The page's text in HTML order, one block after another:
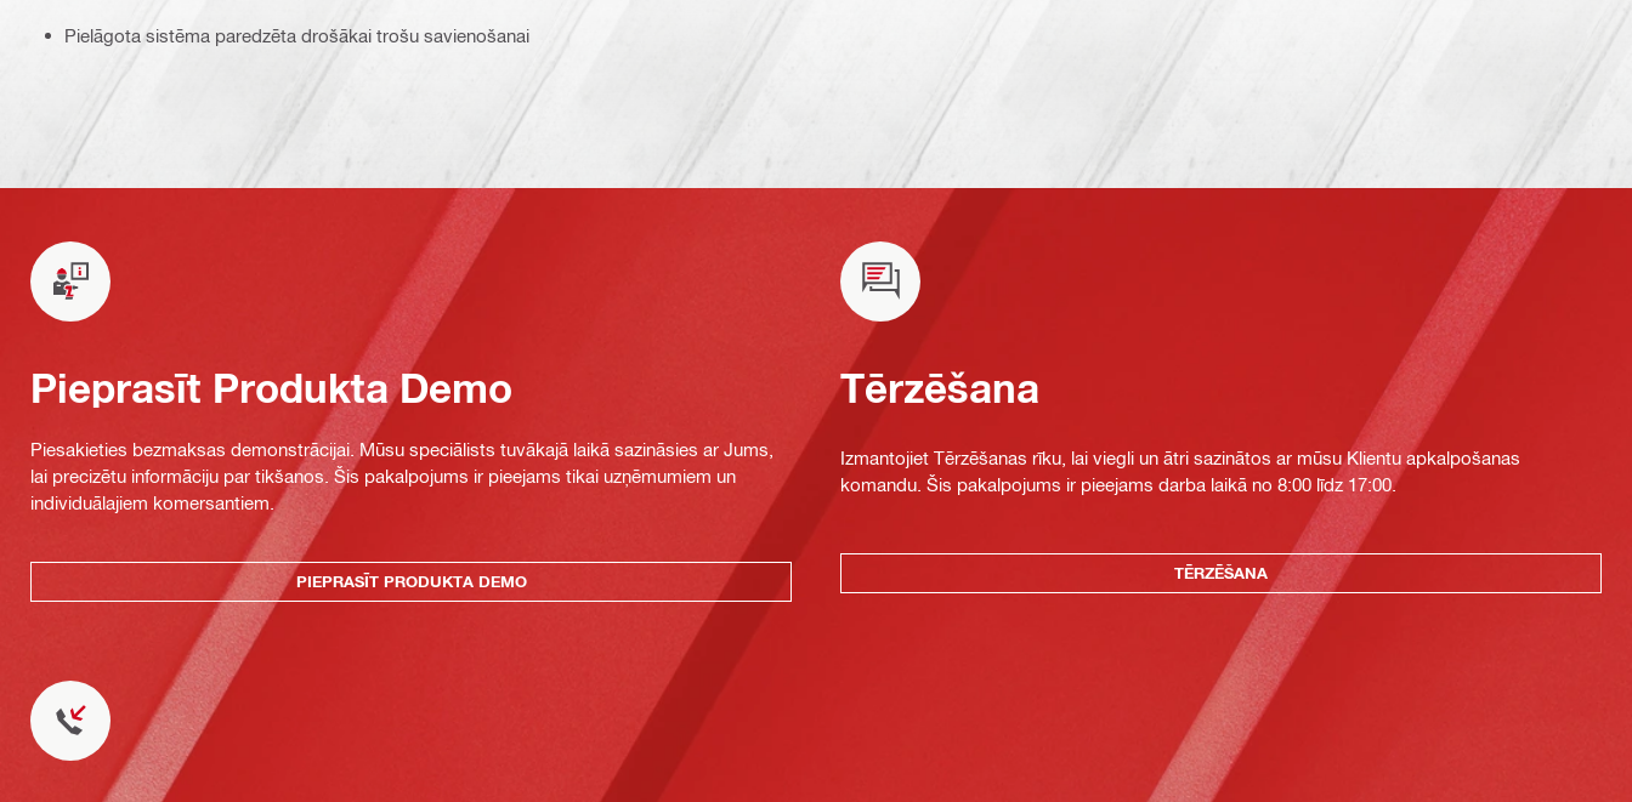
Pielāgota sistēma paredzēta drošākai trošu savienošanai
Pieprasīt Produkta Demo
Piesakieties bezmaksas demonstrācijai. Mūsu speciālists tuvākajā laikā sazināsies ar Jums,
lai precizētu informāciju par tikšanos. Šis pakalpojums ir pieejams tikai uzņēmumiem un
individuālajiem komersantiem.
PIEPRASĪT PRODUKTA DEMO
Tērzēšana
Izmantojiet Tērzēšanas rīku, lai viegli un ātri sazinātos ar mūsu Klientu apkalpošanas
komandu. Šis pakalpojums ir pieejams darba laikā no 8:00 līdz 17:00.
TĒRZĒŠANA